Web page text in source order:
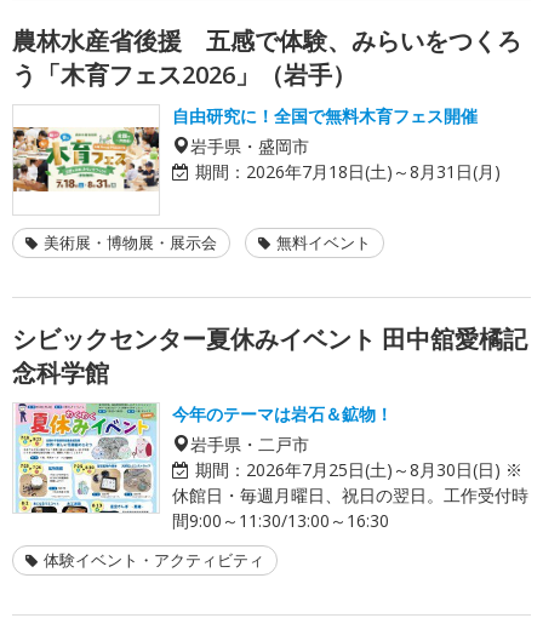
農林水産省後援 五感で体験、みらいをつくろ
う「木育フェス2026」（岩手）
自由研究に！全国で無料木育フェス開催
岩手県・盛岡市
期間： 2026年7月18日(土)～8月31日(月)
美術展・博物展・展示会 無料イベント
シビックセンター夏休みイベント 田中舘愛橘記
念科学館
今年のテーマは岩石＆鉱物！
岩手県・二戸市
期間： 2026年7月25日(土)～8月30日(日) ※
休館日・毎週月曜日、祝日の翌日。工作受付時
間9:00～11:30/13:00～16:30
体験イベント・アクティビティ